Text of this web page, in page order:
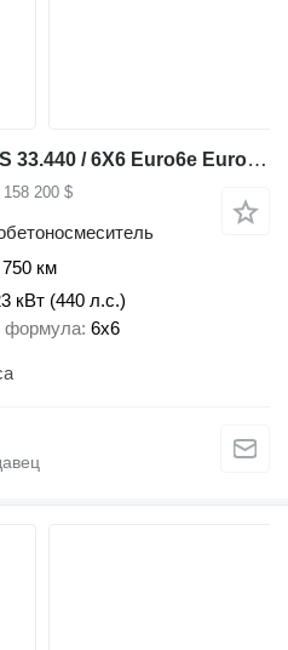
MAN TGS 33.440 MAN TGS 33.440 / 6X6 Euro6e Euromix MTP EM 7 L
158 200 $
750 км
кВт (440 л.с.)
формула 6x6